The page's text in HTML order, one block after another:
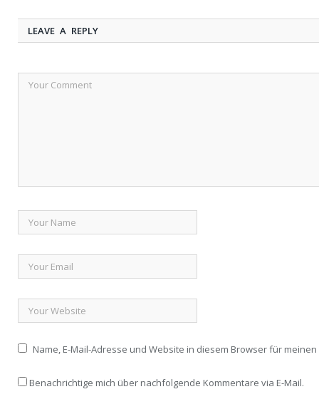
LEAVE A REPLY
Name, E-Mail-Adresse und Website in diesem Browser für
Benachrichtige mich über nachfolgende Kommentare via E-Mail.